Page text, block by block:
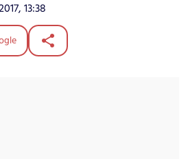
13:38